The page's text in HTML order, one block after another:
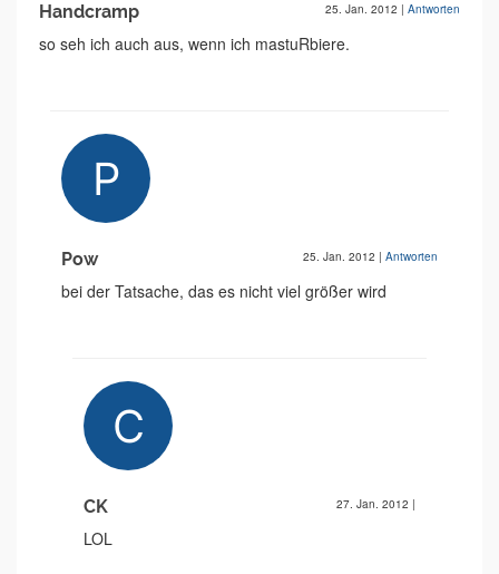
Handcramp 25. Jan. 2012 | Antworten
so seh ich auch aus, wenn ich mastuRbiere.
Pow 25. Jan. 2012 | Antworten
bei der Tatsache, das es nicht viel größer wird
CK 27. Jan. 2012 |
LOL